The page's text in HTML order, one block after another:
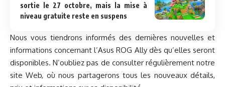
sortie le 27 octobre, mais la mise à
niveau gratuite reste en suspens
Nous vous tiendrons informés des dernières nouvelles et
informations concernant l’Asus ROG Ally dès qu’elles seront
disponibles. N’oubliez pas de consulter régulièrement notre
site Web, où nous partagerons tous les nouveaux détails,